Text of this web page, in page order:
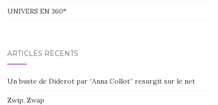
UNIVERS EN 360°
ARTICLES RÉCENTS
Un buste de Diderot par “Anna Collot” resurgit sur le net
Zwip, Zwap